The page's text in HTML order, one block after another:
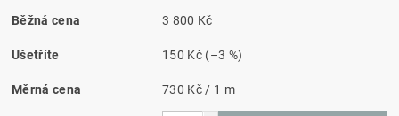
Běžná cena 3 800 Kč
Ušetříte 150 Kč (–3 %)
Měrná cena 730 Kč / 1 m